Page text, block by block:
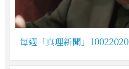
每週「真理新聞」10022020